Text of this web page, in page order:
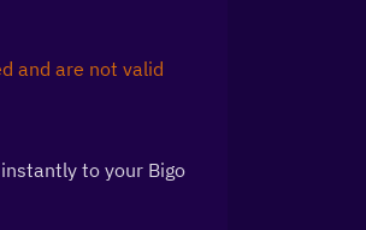
and are not valid
to your Bigo